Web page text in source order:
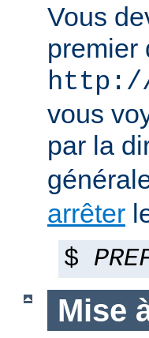
Vous
premier
vous
par la
arrêter
$
Mise